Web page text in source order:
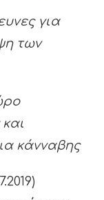
για
των
κάνναβης